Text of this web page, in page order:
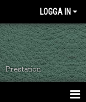
LOGGA IN
Prestation